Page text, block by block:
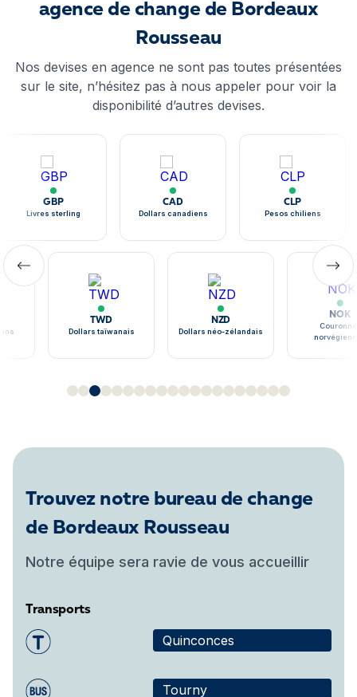
agence de change de Bordeaux
Rousseau
Nos devises en agence ne sont pas toutes présentées
sur le site, n’hésitez pas à nous appeler pour voir la
disponibilité d’autres devises.
GBP
Livres sterling
CAD
Dollars canadiens
CLP
Pesos chiliens
TWD
Dollars taïwanais
NZD
Dollars néo-zélandais
NOK
Trouvez notre bureau de change
de Bordeaux Rousseau
Notre équipe sera ravie de vous accueillir
Transports
Quinconces
Tourny